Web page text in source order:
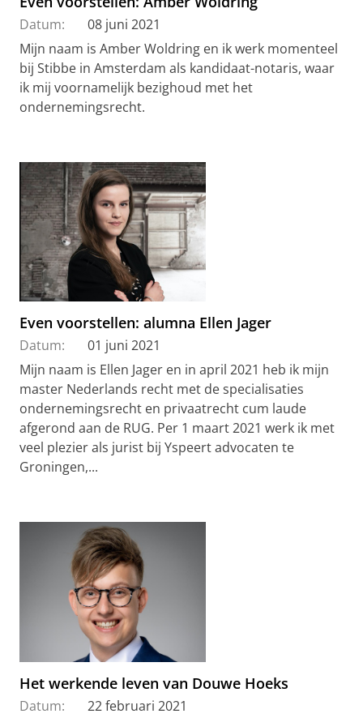
Datum:
08 juni 2021
Mijn naam is Amber Woldring en ik werk momenteel
bij Stibbe in Amsterdam als kandidaat-notaris, waar
ik mij voornamelijk bezighoud met het
ondernemingsrecht.
Even voorstellen: alumna Ellen Jager
Datum:
01 juni 2021
Mijn naam is Ellen Jager en in april 2021 heb ik mijn
master Nederlands recht met de specialisaties
ondernemingsrecht en privaatrecht cum laude
afgerond aan de RUG. Per 1 maart 2021 werk ik met
veel plezier als jurist bij Yspeert advocaten te
Groningen,...
Het werkende leven van Douwe Hoeks
Datum:
22 februari 2021